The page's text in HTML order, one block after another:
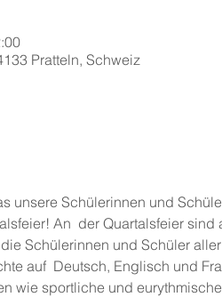
Pratteln, Schweiz
unsere Schülerinnen und
An  der Quartalsfeier
Schülerinnen und Schüler
auf  Deutsch, Englisch und
wie sportliche und